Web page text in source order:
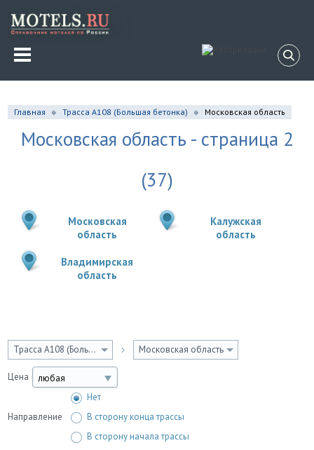
Главная Трасса A108 (Большая бетонка) Московская область
Московская область - страница 2
(37)
Московская
область
Калужская
область
Владимирская
область
Трасса A108 (Большая бетонка) Московская область
Цена любая
Направление
Нет
В сторону конца трассы
В сторону начала трассы